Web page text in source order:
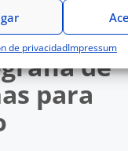
de privacidadImpressum
imagen final.
de
para